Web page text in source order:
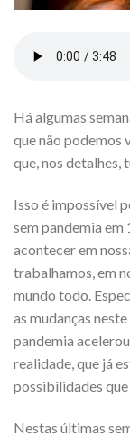
Há algumas
que não podemos
que, nos detalhes,
Isso é impossível
sem pandemia em
acontecer em
trabalhamos, em
mundo todo.
as mudanças
pandemia
realidade, que já
possibilidades
Nestas últimas